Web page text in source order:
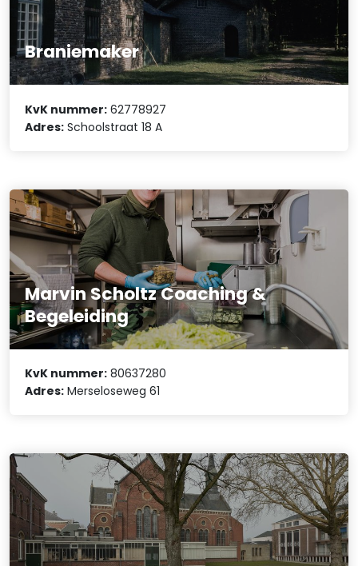
Braniemaker
KvK nummer: 62778927
Adres: Schoolstraat 18 A
Marvin Scholtz Coaching &
Begeleiding
KvK nummer: 80637280
Adres: Merseloseweg 61